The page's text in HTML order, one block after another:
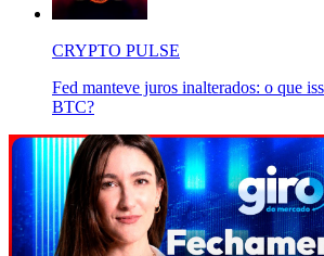
CRYPTO PULSE
Fed manteve juros inalterados: o que
BTC?